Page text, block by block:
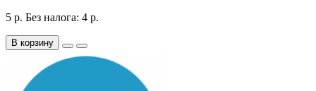
5 р. Без налога: 4 р.
В корзину